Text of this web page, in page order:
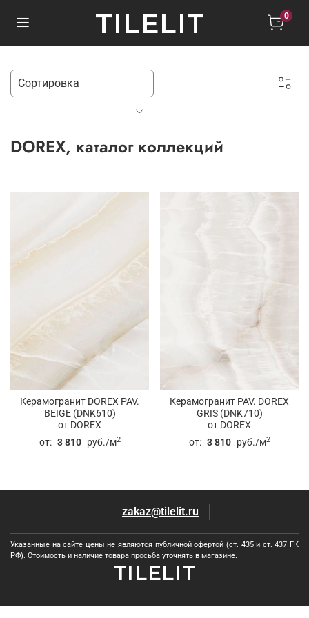
TILELIT 0
DOREX, каталог коллекций
Керамогранит DOREX PAV.
BEIGE (DNK610)
от DOREX
от: 3 810 руб./м2
Керамогранит PAV. DOREX
GRIS (DNK710)
от DOREX
от: 3 810 руб./м2
zakaz@tilelit.ru
TILELIT
Указанные на сайте цены не являются публичной офертой (ст. 435 и ст. 437 ГК
РФ). Стоимость и наличие товара просьба уточнять в магазине.